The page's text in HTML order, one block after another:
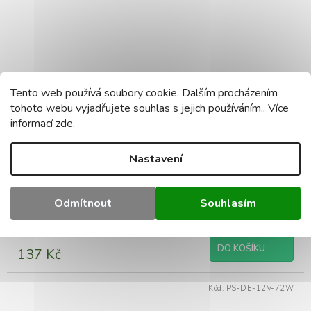
Tento web používá soubory cookie. Dalším procházením
tohoto webu vyjadřujete souhlas s jejich používáním.. Více
informacízde.
Nastavení
Odmítnout Souhlasím
DESKTOP zásuvný zdroj - 12V - 60W - 5A
137 Kč DO KOŠÍKU
Kód: PS-DE-12V-72W